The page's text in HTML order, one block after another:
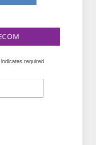
required